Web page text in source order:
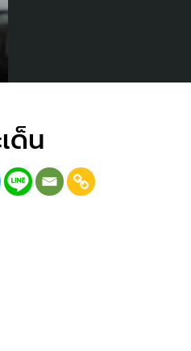
ด็น